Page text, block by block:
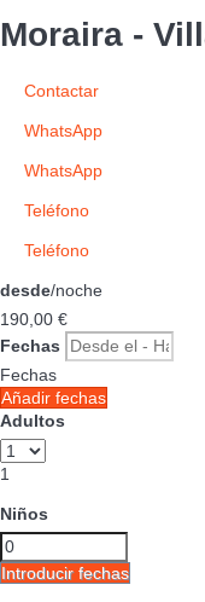
Moraira -
Contactar
WhatsApp
WhatsApp
Teléfono
Teléfono
desde/noche
190,00 €
Fechas
Fechas
Añadir fechas
Adultos
1
Niños
Introducir fechas